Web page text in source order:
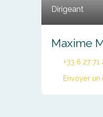
Dirigeant
Maxime
+33 6 27 71
Envoyer un